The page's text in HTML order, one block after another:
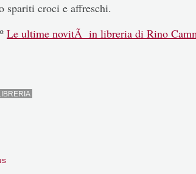
spariti croci e affreschi.
Le ultime novitÃ in libreria di Rino